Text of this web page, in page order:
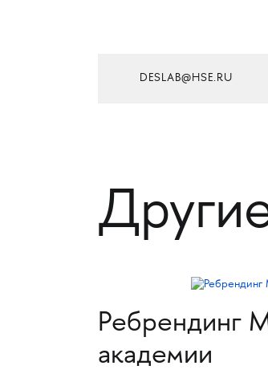
DESLAB@HSE.RU
Ребрендинг
академии